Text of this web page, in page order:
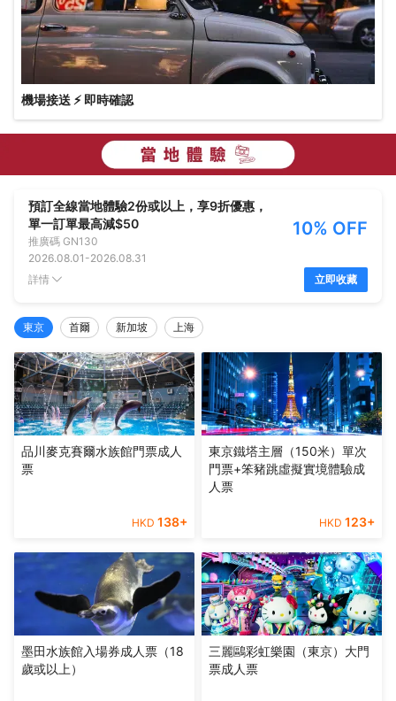
機場接送 ⚡ 即時確認
預訂全線當地體驗2份或以上，享9折優惠，
單一訂單最高減$50
推廣碼 GN130
2026.08.01 -2026.08.31
10% OFF
詳情 立即收藏
東京 首爾 新加坡 上海
品川麥克賽爾水族館門票成人
票
HKD 138+
東京鐵塔主層（150米）單次
門票+笨豬跳虛擬實境體驗成
人票
HKD 123+
墨田水族館入場券成人票（18
歲或以上）
三麗鷗彩虹樂園（東京）大門
票成人票